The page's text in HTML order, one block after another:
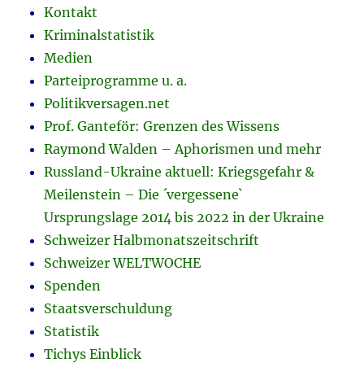
Kontakt
Kriminalstatistik
Medien
Parteiprogramme u. a.
Politikversagen.net
Prof. Ganteför: Grenzen des Wissens
Raymond Walden – Aphorismen und mehr
Russland-Ukraine aktuell: Kriegsgefahr &
Meilenstein – Die ´vergessene`
Ursprungslage 2014 bis 2022 in der Ukraine
Schweizer Halbmonatszeitschrift
Schweizer WELTWOCHE
Spenden
Staatsverschuldung
Statistik
Tichys Einblick